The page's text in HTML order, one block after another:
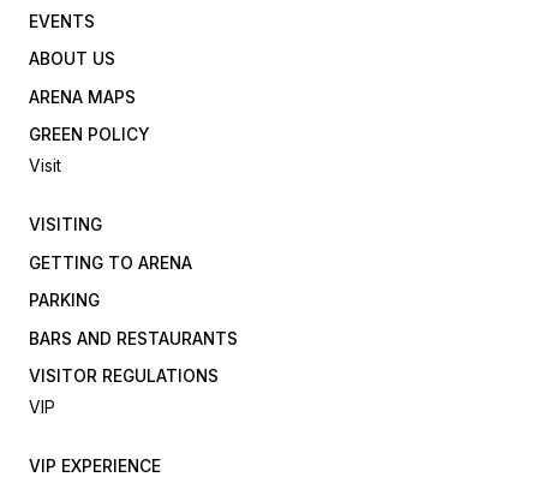
EVENTS
ABOUT US
ARENA MAPS
GREEN POLICY
Visit
VISITING
GETTING TO ARENA
PARKING
BARS AND RESTAURANTS
VISITOR REGULATIONS
VIP
VIP EXPERIENCE